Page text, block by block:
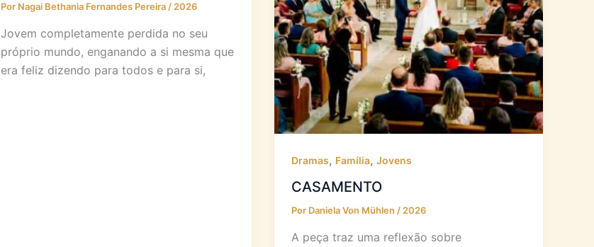
Por Nagai Bethania Fernandes Pereira / 2026
Jovem completamente perdida no seu
próprio mundo, enganando a si mesma que
era feliz dizendo para todos e para si,
Dramas, Família,Jovens
CASAMENTO
Por Daniela Von Mühlen / 2026
A peça traz uma reflexão sobre